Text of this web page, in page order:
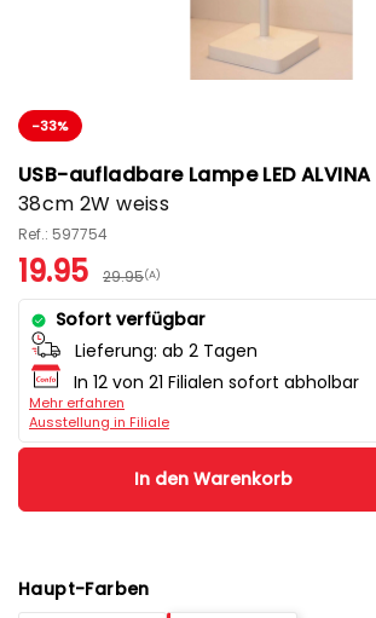
-33%
USB-aufladbare Lampe LED ALVINA
38cm 2W weiss
Ref.: 597754
19.95 29.95(A)
Sofort verfügbar
Lieferung: ab 2 Tagen
In 12 von 21 Filialen sofort abholbar
Mehr erfahren
Ausstellung in Filiale
In den Warenkorb
Haupt-Farben